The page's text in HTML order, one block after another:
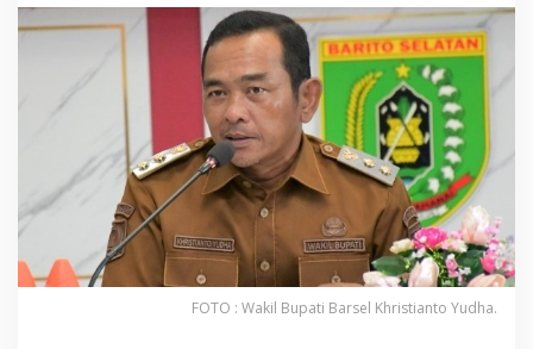
FOTO : Wakil Bupati Barsel Khristianto Yudha.